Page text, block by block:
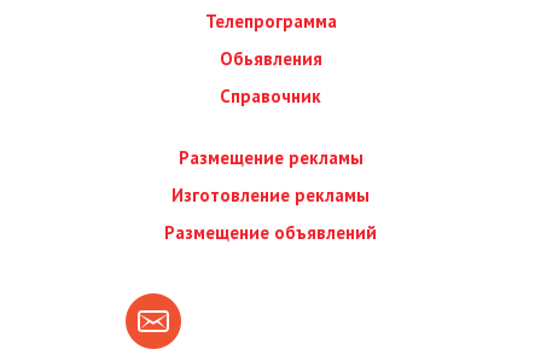
Телепрограмма
Обьявления
Справочник
Размещение рекламы
Изготовление рекламы
Размещение объявлений